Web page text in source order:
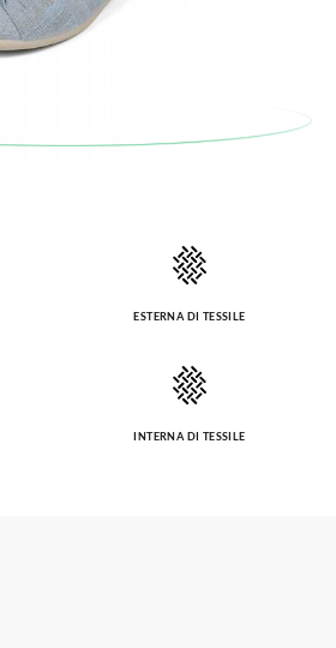
ESTERNA DI TESSILE
INTERNA DI TESSILE